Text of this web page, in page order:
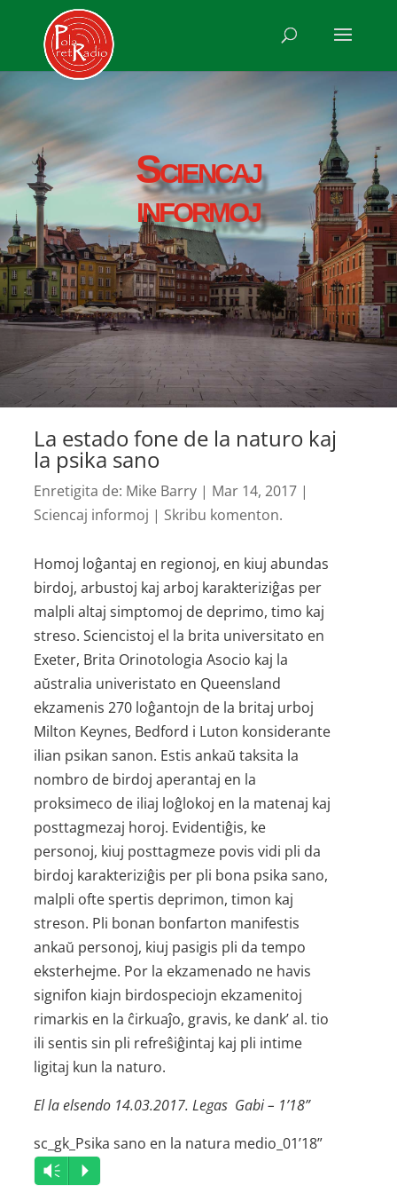
Sciencaj
informoj
La estado fone de la naturo kaj
la psika sano
Enretigita de: Mike Barry | Mar 14, 2017 |
Sciencaj informoj | Skribu komenton.
Homoj loĝantaj en regionoj, en kiuj abundas
birdoj, arbustoj kaj arboj karakteriziĝas per
malpli altaj simptomoj de deprimo, timo kaj
streso. Sciencistoj el la brita universitato en
Exeter, Brita Orinotologia Asocio kaj la
aŭstralia univeristato en Queensland
ekzamenis 270 loĝantojn de la britaj urboj
Milton Keynes, Bedford i Luton konsiderante
ilian psikan sanon. Estis ankaŭ taksita la
nombro de birdoj aperantaj en la
proksimeco de iliaj loĝlokoj en la matenaj kaj
posttagmezaj horoj. Evidentiĝis, ke
personoj, kiuj posttagmeze povis vidi pli da
birdoj karakteriziĝis per pli bona psika sano,
malpli ofte spertis deprimon, timon kaj
streson. Pli bonan bonfarton manifestis
ankaŭ personoj, kiuj pasigis pli da tempo
eksterhejme. Por la ekzamenado ne havis
signifon kiajn birdospeciojn ekzamenitoj
rimarkis en la ĉirkuaĵo, gravis, ke dank’ al. tio
ili sentis sin pli refreŝiĝintaj kaj pli intime
ligitaj kun la naturo.
El la elsendo 14.03.2017. Legas Gabi – 1’18”
sc_gk_Psika sano en la natura medio_01’18”
Audio
Vm P